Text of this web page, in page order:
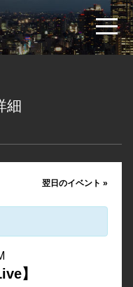
細
翌日のイベント»
】